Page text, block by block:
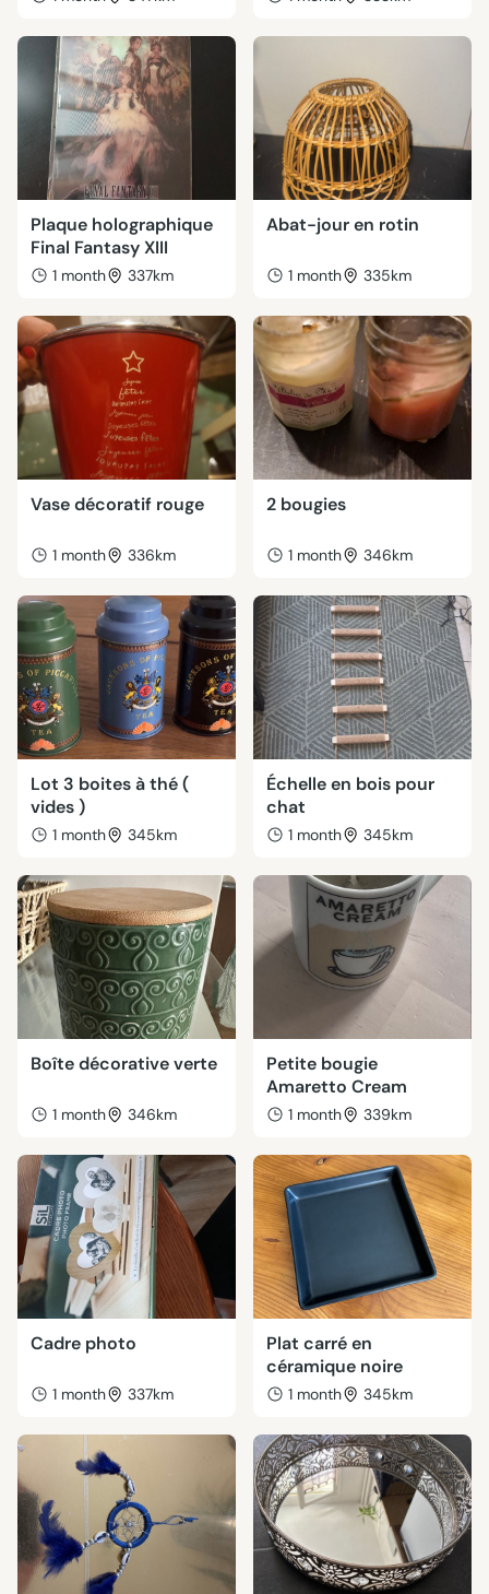
Plaque holographique
Final Fantasy XIII
1 month 337km
Abat-jour en rotin
1 month 335km
Vase décoratif rouge
1 month 336km
2 bougies
1 month 346km
Lot 3 boites à thé (
vides )
1 month 345km
Échelle en bois pour
chat
1 month 345km
Boîte décorative verte
1 month 346km
Petite bougie
Amaretto Cream
1 month 339km
Cadre photo
1 month 337km
Plat carré en
céramique noire
1 month 345km